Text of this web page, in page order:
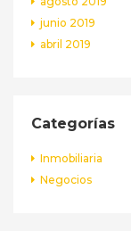
junio 2019
abril 2019
Categorías
Inmobiliaria
Negocios